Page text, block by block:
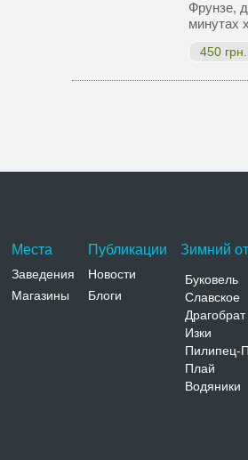
Фрунзе,
минутах
450 грн.
Места
Заведения
Магазины
Публикации
Новости
Блоги
Зимний
Буковель
Славское
Драгобрат
Изки
Пилипец-
Плай
Водяники